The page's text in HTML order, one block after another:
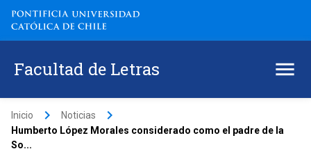
Facultad de Letras
Inicio keyboard_arrow_right Noticias keyboard_arrow_right
Humberto López Morales considerado como el padre de la
So...